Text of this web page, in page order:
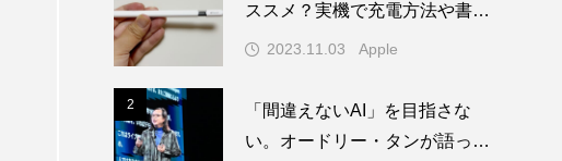
ススメ？実機で充電方法や書き
心地を試してみた！
2023.11.03 Apple
2
「間違えないAI」を目指さな
い。オードリー・タンが語った